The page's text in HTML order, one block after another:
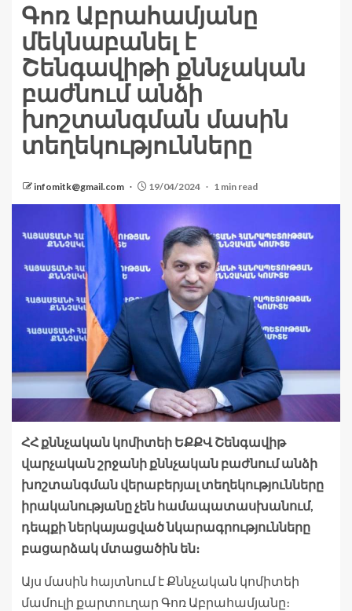
Գոռ Աբրահամյանը
մեկնաբանել է
Շենգավիթի քննչական
բաժնում անձի
խոշտանգման մասին
տեղեկությունները
infomitk@gmail.com 19/04/2024 1 min read
ՀՀ քննչական կոմիտեի ԵՔՔՎ Շենգավիթ
վարչական շրջանի քննչական բաժնում անձի
խոշտանգման վերաբերյալ տեղեկությունները
իրականությանը չեն համապատասխանում,
դեպքի ներկայացված նկարագրությունները
բացարձակ մտացածին են։
Այս մասին հայտնում է Քննչական կոմիտեի
մամուլի քարտուղար Գոռ Աբրահամյանը։